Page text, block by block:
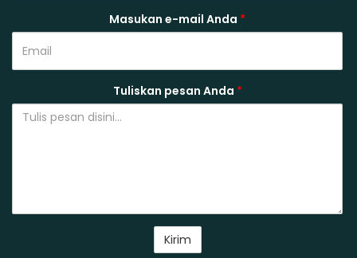
Masukan e-mail Anda *
Tuliskan pesan Anda *